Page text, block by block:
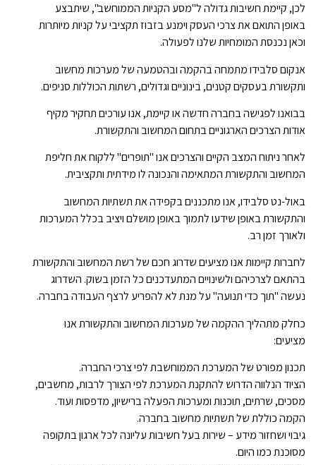
לכן, קיימת חשיבות גדולה ל"מסע הקניות הממוחשב", שיתבצע
באופן התואם את צרכי העסק וימנע בזבוז תקציבי על קניות מיותרות
וכאן נכנסת המומחיות שלנו לפעולה.
אנקום סלבידו מתמחה בהקמה ובהטמעה של מערכות מחשוב
ותקשורת בעסקים קטנים, בינוניים וגדולים, רשתות הכוללות סניפים.
בבואנו לפגישה בחברה חדשה או קיימת, אנו עורכים תחקיר מקיף
אודות הצרכים הארגוניים בתחום המחשוב והתקשורת.
לאחר ניתוח המצב הקיים והצרכים אנו "תופרים" ללקוח את חליפת
המחשוב והתקשורת המתאימה והנכונה לו מידתית ותקציבית.
באול-נט סלבידו, אנו מתכננים בקפידה את תשתיות המחשוב
והתקשורת באופן שידעו לתמוך באופן מושלם ויציב בכלל המערכות
ולאורך זמן רב.
לחברות קיימות אנו מציעים שדרוג חכם של רשת המחשוב והתקשורת
בהתאם לצרכיהם ולשינויים המתעדכנים כל הזמן בשוק. השדרוג
נעשה "תוך כדי תנועה" על מנת לא להפריע לרצף העבודה בחברה.
כחלק מתהליך ההקמה של מערכות המחשוב והתקשורת אנו
מציעים:
תכנון מפורט של המערכת הממוחשבת לפי צרכי החברה.
הציוד הנלווה הדרוש להתקנת המערכת לפי הצורך לרבות, מחשבים,
מסכים, שרתים, תוכנות ומערכות הפעלה ברישיון, מדפסות ועוד.
הקמה כוללת של תשתיות מחשוב בחברה.
גיבוי ושחזור מידע – שירות בעל חשיבות עליונה לכל ארגון בתקופה
מסוכנת כמו היום.